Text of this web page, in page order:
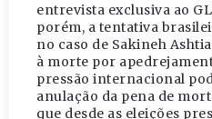
entrevista exclusiva ao
porém, a tentativa
no caso de Sakineh
à morte por
pressão internacional
anulação da pena de
que desde as eleições